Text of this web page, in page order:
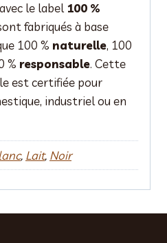
le label 100 %
fabriqués à base
100 % naturelle, 100
% responsable. Cette
est certifiée pour
industriel ou en
, Lait, Noir